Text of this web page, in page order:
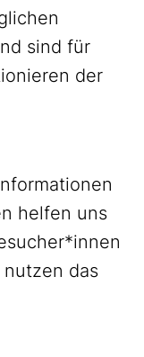
sind für
der
helfen uns
das